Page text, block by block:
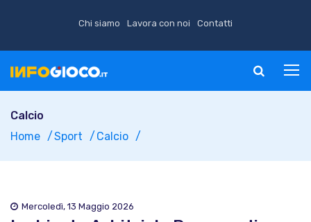
Chi siamo Lavora con noi Contatti
Calcio
Home
Sport Calcio
Mercoledì, 13 Maggio 2026